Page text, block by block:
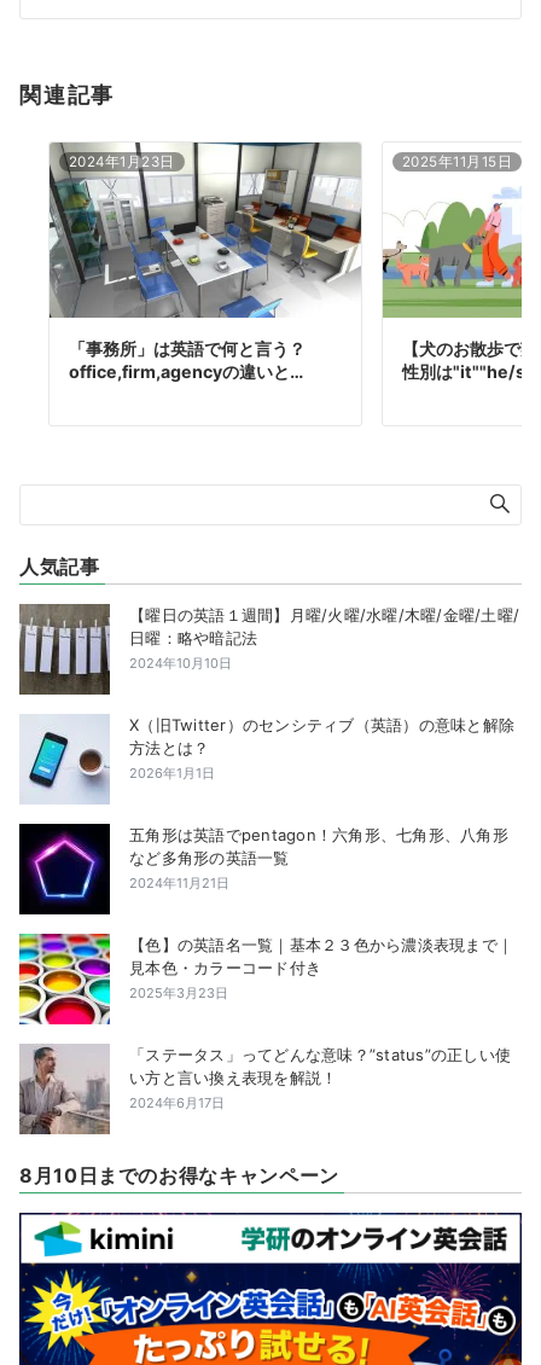
ン
関連記事
2024年1月23日
「事務所」は英語で何と言う？
office,firm,agencyの違いと…
2025年11月15日
【犬のお散歩で
性別は"it""he/
人気記事
【曜日の英語１週間】月曜/火曜/水曜/木曜/金曜/土曜/
日曜：略や暗記法
2024年10月10日
X（旧Twitter）のセンシティブ（英語）の意味と解除
方法とは？
2026年1月1日
五角形は英語でpentagon！六角形、七角形、八角形
など多角形の英語一覧
2024年11月21日
【色】の英語名一覧｜基本２３色から濃淡表現まで｜
見本色・カラーコード付き
2025年3月23日
「ステータス」ってどんな意味？”status”の正しい使
い方と言い換え表現を解説！
2024年6月17日
8月10日までのお得なキャンペーン